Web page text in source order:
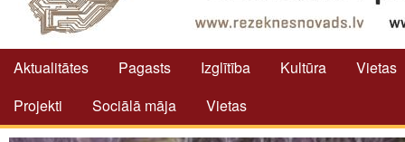
Aktualitātes Pagasts Izglītība Kultūra
Vietas
Projekti
Sociālā māja Vietas